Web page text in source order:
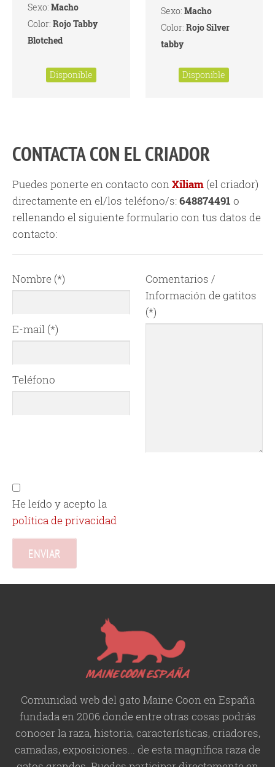
Sexo: Macho
Color: Rojo Tabby
Blotched
Disponible
Sexo: Macho
Color: Rojo Silver
tabby
Disponible
CONTACTA CON EL CRIADOR
Puedes ponerte en contacto conXiliam (el criador)
directamente en el/los teléfono/s:648874491 o
rellenando el siguiente formulario con tus datos de
contacto:
Nombre (*)
E-mail (*)
Teléfono
Comentarios /
Información de gatitos
(*)
He leído y acepto la
política de privacidad
Comunidad web del gato Maine Coon en España
fundada en 2006 donde entre otras cosas podrás
conocer la raza, historia,características, criadores,
camadas, exposiciones... de esta magnífica raza de